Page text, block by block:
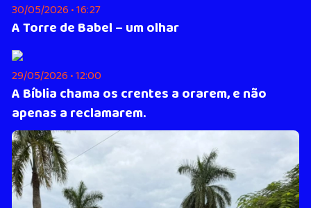
30/05/2026 • 16:27
A Torre de Babel – um olhar
29/05/2026 • 12:00
A Bíblia chama os crentes a orarem, e não
apenas a reclamarem.